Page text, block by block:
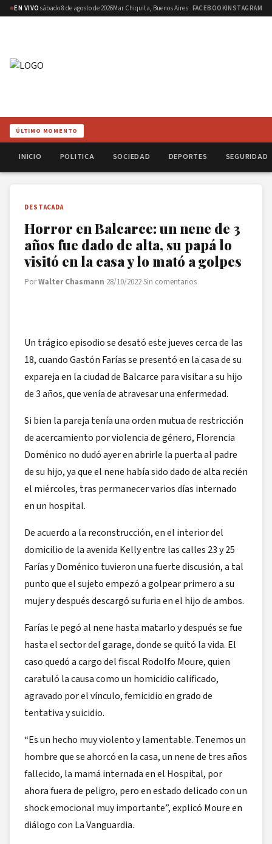
EN VIVO sábado 8 de agosto de 2026Mar Chiquita, Buenos Aires FACEBOOKINSTAGRAM
ÚLTIMO MOMENTO
INICIO POLITICA SOCIEDAD DEPORTES SEGURIDAD
DESTACADA
Horror en Balcarce: un nene de 3
años fue dado de alta, su papá lo
visitó en la casa y lo mató a golpes
PorWalter Chasmann·28/10/2022·Sin comentarios
Un trágico episodio se desató este jueves cerca de las
18, cuando Gastón Farías se presentó en la casa de su
expareja en la ciudad de Balcarce para visitar a su hijo
de 3 años, que venía de atravesar una enfermedad.
Si bien la pareja tenía una orden mutua de restricción
de acercamiento por violencia de género, Florencia
Doménico no dudó ayer en abrirle la puerta al padre
de su hijo, ya que el nene había sido dado de alta recién
el miércoles, tras permanecer varios días internado
en un hospital.
De acuerdo a la reconstrucción, en el interior del
domicilio de la avenida Kelly entre las calles 23 y 25
Farías y Doménico tuvieron una fuerte discusión, a tal
punto que el sujeto empezó a golpear primero a su
mujer y después descargó su furia en el hijo de ambos.
Farías le pegó al nene hasta matarlo y después se fue
hasta el sector del garage, donde se quitó la vida. El
caso quedó a cargo del fiscal Rodolfo Moure, quien
caratuló la causa como un homicidio calificado,
agravado por el vínculo, femicidio en grado de
tentativa y suicidio.
“Es un hecho muy violento y lamentable. Tenemos un
hombre que se ahorcó en la casa, un nene de tres años
fallecido, la mamá internada en el Hospital, por
ahora fuera de peligro, pero en estado delicado con un
shock emocional muy importante”, explicó Moure en
diálogo con La Vanguardia.